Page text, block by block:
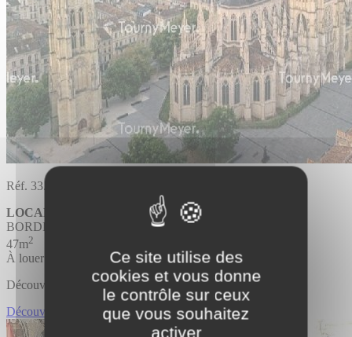
Ce site utilise des
cookies et vous donne
le contrôle sur ceux
que vous souhaitez
activer
Réf. 33.4092
LOCAL COMMERCIAL
BORDEAUX
47m2
À louer
Découvrir l'offre
Découvrir LOCAL COMMERCIAL